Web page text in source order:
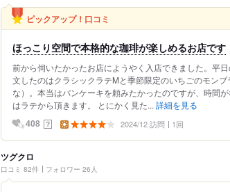
ピックアップ！口コミ
ほっこり空間で本格的な珈琲が楽しめるお店です
前から伺いたかったお店にようやく入店できました。平
文したのはクラシックラテMと季節限定のいちごのモン
な）。本当はパンケーキを頼みたかったのですが、時間
はラテから頂きます。 とにかく見た... 詳細を見る
408 ？ 2024/12 訪問 1回
ツグクロ
口コミ 82件 フォロワー 26人